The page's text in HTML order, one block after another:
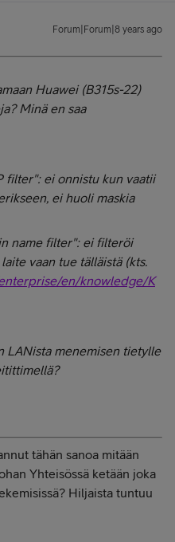
Forum|Forum|8 years ago
Huawei (B315s-22)
Minä en saa
filter": ei onnistu kun vaatii
ei huoli maskia
name filter": ei filteröi
vaan tue tälläistä (kts.
en/knowledge/K
LANista menemisen tietylle
tähän sanoa mitään
Yhteisössä ketään joka
Hiljaista tuntuu